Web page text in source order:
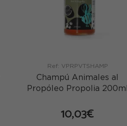
Ref: VPRPVTSHAMP
Champú Animales al
Propóleo Propolia 200ml
10,03€